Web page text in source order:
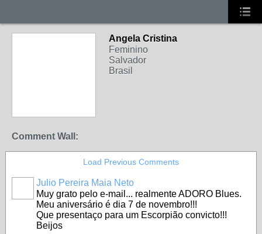
Angela Cristina
Feminino
Salvador
Brasil
Comment Wall:
Load Previous Comments
Julio Pereira Maia Neto
Muy grato pelo e-mail... realmente ADORO Blues.
Meu aniversário é dia 7 de novembro!!!
Que presentaço para um Escorpião convicto!!!
Beijos